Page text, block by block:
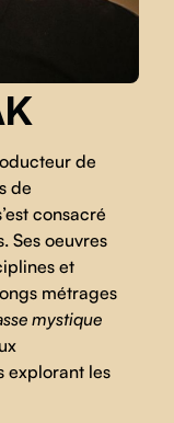
de
de
consacré
Ses oeuvres
et
métrages
mystique
explorant les